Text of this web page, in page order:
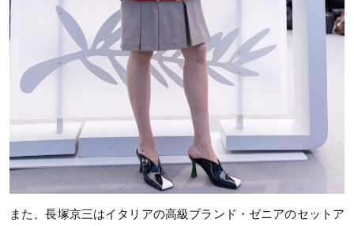
また、長塚京三はイタリアの高級ブランド・ゼニアのセットア